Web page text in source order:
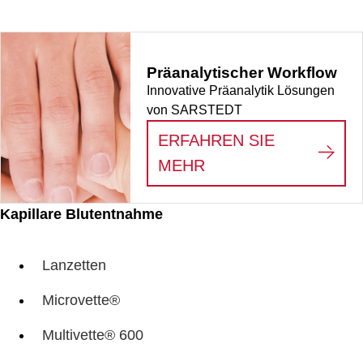
Kapillare Blutentnahme
Lanzetten
Microvette®
Multivette® 600
Präanalytischer Workflow
Innovative Präanalytik Lösungen
von SARSTEDT
ERFAHREN SIE
MEHR